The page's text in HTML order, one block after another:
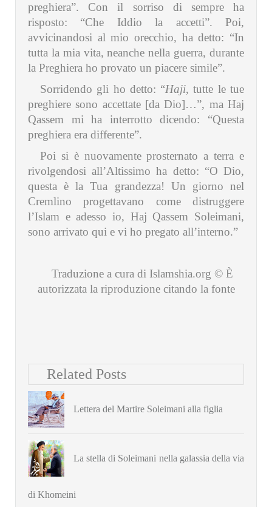
preghiera”. Con il sorriso di sempre ha
risposto: “Che Iddio la accetti”. Poi,
avvicinandosi al mio orecchio, ha detto: “In
tutta la mia vita, neanche nella guerra, durante
la Preghiera ho provato un piacere simile”.
Sorridendo gli ho detto: “Haji, tutte le tue
preghiere sono accettate [da Dio]…”, ma Haj
Qassem mi ha interrotto dicendo: “Questa
preghiera era differente”.
Poi si è nuovamente prosternato a terra e
rivolgendosi all’Altissimo ha detto: “O Dio,
questa è la Tua grandezza! Un giorno nel
Cremlino progettavano come distruggere
l’Islam e adesso io, Haj Qassem Soleimani,
sono arrivato qui e vi ho pregato all’interno.”
Traduzione a cura di Islamshia.org © È
autorizzata la riproduzione citando la fonte
Related Posts
Lettera del Martire Soleimani alla figlia
La stella di Soleimani nella galassia della via
di Khomeini